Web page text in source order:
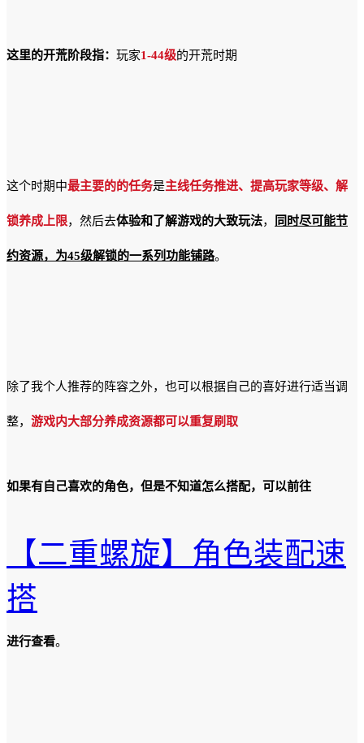
这里的开荒阶段指： 玩家1-44级的开荒时期
这个时期中最主要的的任务是主线任务推进、提高玩家等级、解
锁养成上限，然后去体验和了解游戏的大致玩法， 同时尽可能节
约资源，为45级解锁的一系列功能铺路。
除了我个人推荐的阵容之外，也可以根据自己的喜好进行适当调
整， 游戏内大部分养成资源都可以重复刷取
如果有自己喜欢的角色，但是不知道怎么搭配，可以前往
【二重螺旋】角色装配速
搭
进行查看。